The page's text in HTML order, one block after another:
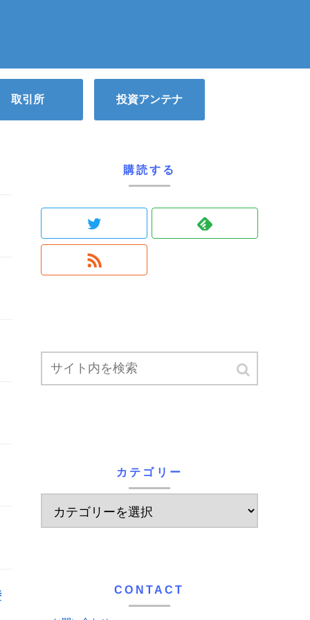
取引所 投資アンテナ
購読する
カテゴリー
CONTACT